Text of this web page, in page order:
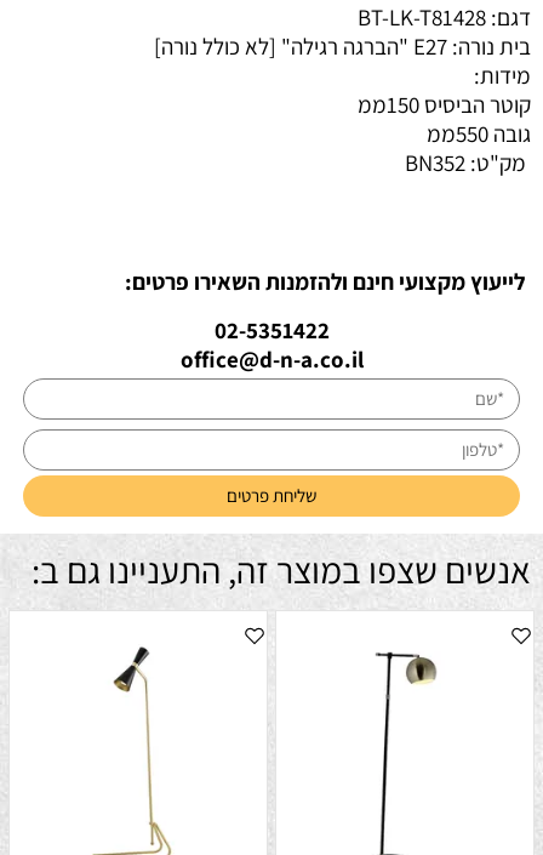
דגם: BT-LK-T81428
בית נורה: E27 "הברגה רגילה" [לא כולל נורה]
מידות:
קוטר הביסיס 150ממ
גובה 550ממ
מק"ט: BN352
לייעוץ מקצועי חינם ולהזמנות השאירו פרטים:
02-5351422
office@d-n-a.co.il
אנשים שצפו במוצר זה, התעניינו גם ב: